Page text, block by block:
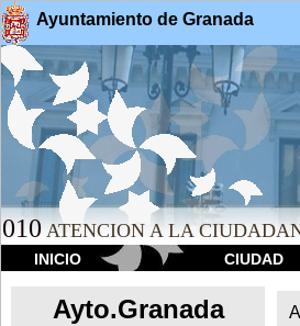
Ayuntamiento de Granada
010 ATENCION A LA
INICIO CIUDAD
Ayto.Granada